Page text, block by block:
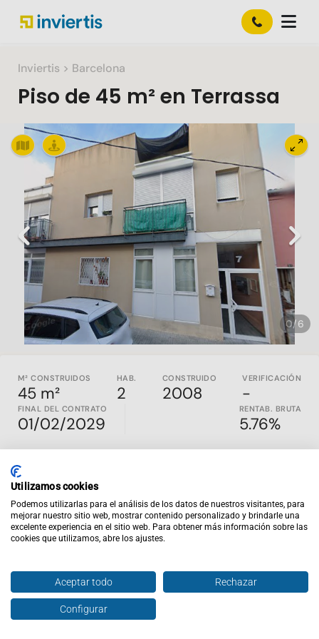
Inviertis > Barcelona
Piso de 45 m² en Terrassa
Slide 1 of 6
0/6
Previous Next
M² CONSTRUIDOS
45 m²
HAB.
2
CONSTRUIDO
2008
VERIFICACIÓN
-
FINAL DEL CONTRATO
01/02/2029
RENTAB. BRUTA
5.76%
ALQUILADA CON INQUILINO AL
CORRIENTE DE PAGO EN TERRASSA
Vivienda actualmente alquilada, con inquilino al corriente
de pago
, dirigida exclusivamente a inversores que buscan
Construida en2008y en buen estado de conservación
sitúa en una primera planta y dispone de
distribución incluye cocina abierta al comedor, dos
Enviar oferta
Utilizamos cookies
Podemos utilizarlas para el análisis de los datos de nuestros visitantes, para
mejorar nuestro sitio web, mostrar contenido personalizado y brindarle una
excelente experiencia en el sitio web. Para obtener más información sobre las
cookies que utilizamos, abre los ajustes.
Aceptar todo Rechazar
Configurar